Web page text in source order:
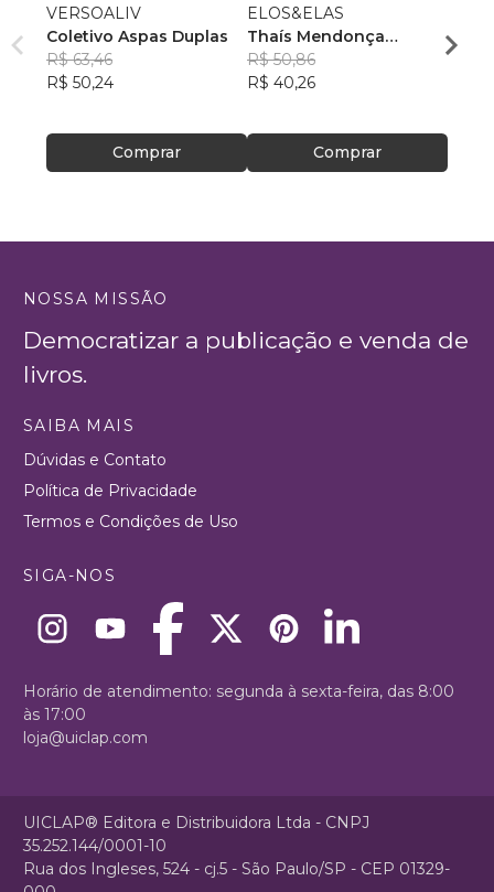
VERSOALIV
Coletivo Aspas Duplas
R$ 63,46
R$ 50,24
Comprar
ELOS&ELAS
Thaís Mendonça
Resende
R$ 50,86
R$ 40,26
Comprar
R$
NOSSA MISSÃO
Democratizar a publicação e venda de
livros.
SAIBA MAIS
Dúvidas e Contato
Política de Privacidade
Termos e Condições de Uso
SIGA-NOS
Horário de atendimento: segunda à sexta-feira, das 8:00
às 17:00
loja@uiclap.com
UICLAP® Editora e Distribuidora Ltda - CNPJ
35.252.144/0001-10
Rua dos Ingleses, 524 - cj.5 - São Paulo/SP - CEP 01329-